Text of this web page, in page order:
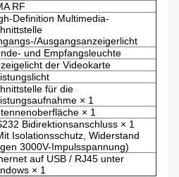
RF
Definition Multimedia-
Ausgangsanzeigerlicht
und Empfangsleuchte
der Videokarte
für die
× 1
× 1
Bidirektionsanschluss × 1
Isolationsschutz, Widerstand
3000V-Impulsspannung)
auf USB / RJ45 unter
× 1